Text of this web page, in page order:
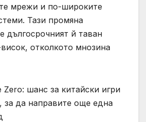
мрежи и по-широките
Тази промяна
дългосрочният й таван
отколкото мнозина
Zero: шанс за китайски игри
за да направите още една